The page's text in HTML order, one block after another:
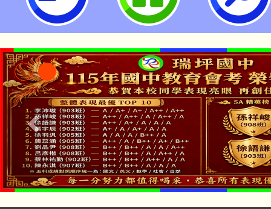
「本色祭」8/29、30在
場熱烈登場!
8/21下午1時於龍潭區